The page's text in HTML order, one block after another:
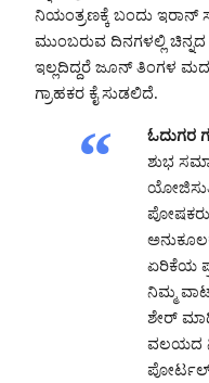
ನಿಯಂತ್ರಣಕ್ಕೆ ಬಂದು
ಮುಂಬರುವ ದಿನಗಳಲ್ಲಿ ಚಿನ್ನದ
ಇಲ್ಲದಿದ್ದರೆ ಜೂನ್ ತಿಂಗಳ
ಗ್ರಾಹಕರ ಕೈ ಸುಡಲಿದೆ.
ಓದುಗರ
ಶುಭ
ಏರಿಕೆಯ
ನಿಮ್ಮ
ಶೇರ್
ವಲಯದ